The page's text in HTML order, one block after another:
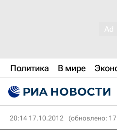
Политика В мире
20:14 17.10.2012 (обновлено: